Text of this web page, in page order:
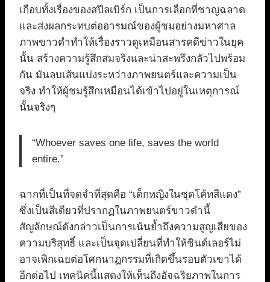
เกือบทั้งเรื่องของสปีลเบิร์ก เป็นการเลือกที่ชาญฉลาด
และส่งผลกระทบต่ออารมณ์ของผู้ชมอย่างมหาศาล
ภาพขาวดำทำให้เรื่องราวดูเหมือนสารคดีข่าวในยุค
นั้น สร้างความรู้สึกสมจริงและน่าสะพรึงกลัวไปพร้อม
กัน มันลบเส้นแบ่งระหว่างภาพยนตร์และความเป็น
จริง ทำให้ผู้ชมรู้สึกเหมือนได้เข้าไปอยู่ในเหตุการณ์
นั้นจริงๆ
“Whoever saves one life, saves the world
entire.”
ฉากที่เป็นที่จดจำที่สุดคือ “เด็กหญิงในชุดโค้ทสีแดง”
ซึ่งเป็นสีเดียวที่ปรากฏในภาพยนตร์ขาวดำนี้
สัญลักษณ์ดังกล่าวเป็นการเน้นย้ำถึงความสูญเสียของ
ความบริสุทธิ์ และเป็นจุดเปลี่ยนที่ทำให้ชินด์เลอร์ไม่
อาจเพิกเฉยต่อโศกนาฏกรรมที่เกิดขึ้นรอบตัวเขาได้
อีกต่อไป เทคนิคนี้แสดงให้เห็นถึงอัจฉริยภาพในการ